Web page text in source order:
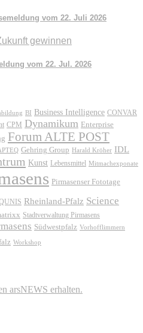
vom 22. Juli 2026
gewinnen
vom 22. Jul. 2026
BI Business Intelligence CONVAR
CPM Dynamikum Enterprise
Forum ALTE POST
Gehring Group Harald Kröher IDL
Kunst Lebensmittel Mitmachexponate
Pirmasenser Fototage
Rheinland-Pfalz Science
Stadtverwaltung Pirmasens
Südwestpfalz Vorhofflimmern
Workshop
arsNEWS erhalten.